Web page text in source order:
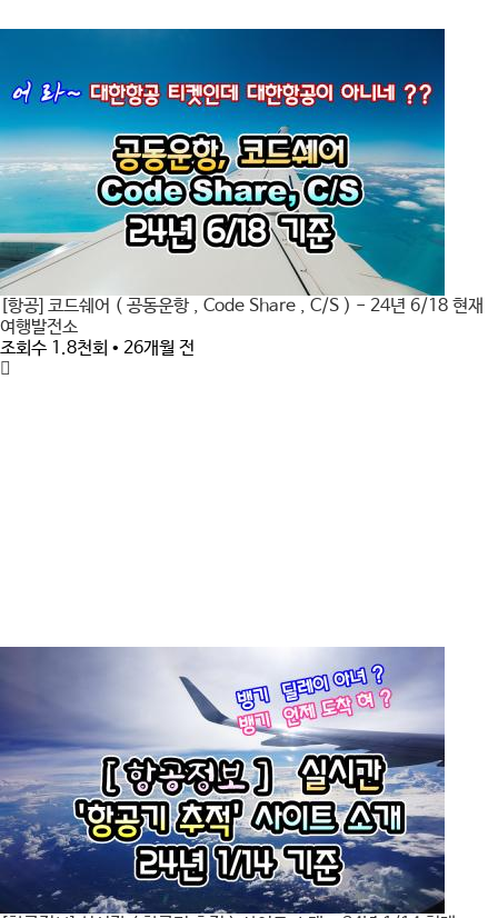
[항공] 코드쉐어 ( 공동운항 , Code Share , C/S ) - 24년 6/18 현재
여행발전소
조회수 1.8천회 • 26개월 전